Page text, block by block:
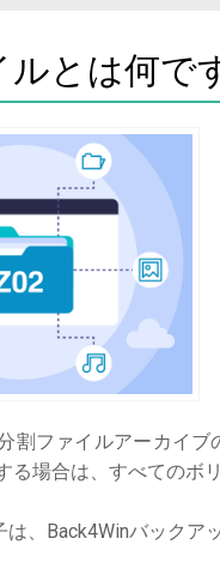
とは何で
割ファイルアーカイ
る場合は、すべてのボ
、Back4Winバックア